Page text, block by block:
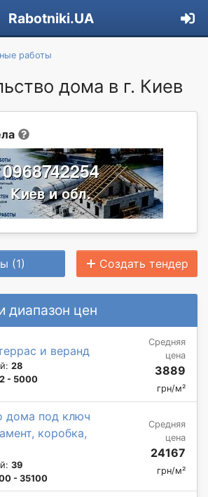
Rabotniki.UA
работы
дома в г. Киев
(1) Создать тендер
диапазон цен
и веранд
28
- 5000
Средняя
цена
3889
грн/м²
дома под ключ
коробка,
39
- 35100
Средняя
цена
24167
грн/м²